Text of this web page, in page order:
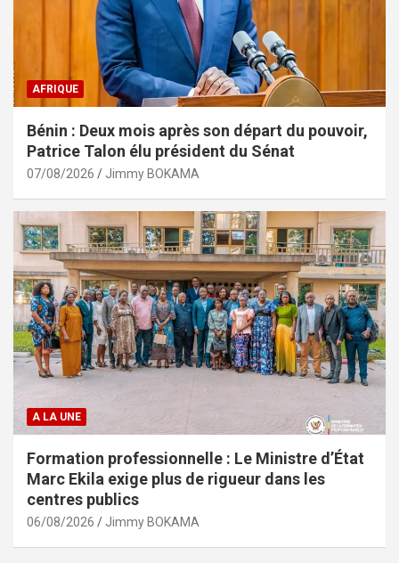
AFRIQUE
Bénin : Deux mois après son départ du pouvoir,
Patrice Talon élu président du Sénat
07/08/2026 Jimmy BOKAMA
A LA UNE
Formation professionnelle : Le Ministre d’État
Marc Ekila exige plus de rigueur dans les
centres publics
06/08/2026 Jimmy BOKAMA